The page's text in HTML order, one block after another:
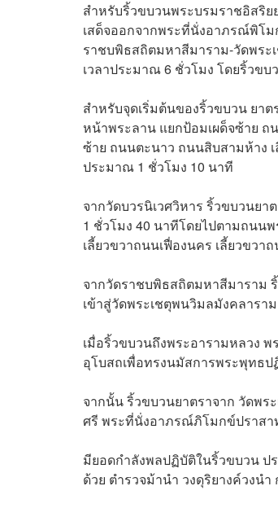
สำหรับริ้วขบวนพระบรมราชอิสริย
เสด็จออกจากพระที่นั่งอาภรณ์พิโ
ราชบพิธสถิตมหาสีมาราม-วัดพระ
เวลาประมาณ 6 ชั่วโมง โดยริ้วข
สำหรับจุดเริ่มต้นของริ้วขบวน ยา
หน้าพระลาน แยกป้อมเผด็จซ้าย ถ
ซ้าย ถนนตะนาว ถนนสิบสามห้าง เ
ประมาณ 1 ชั่วโมง 10 นาที
จากวัดบวรนิเวศวิหาร ริ้วขบวนย
1 ชั่วโมง 40 นาทีโดยไปตามถนนพ
เลี้ยวขวาถนนเฟื่องนคร เลี้ยวขวา
จากวัดราชบพิธสถิตมหาสีมาราม
เข้าสู่วัดพระเชตุพนวิมลมังคลารา
เมื่อริ้วขบวนถึงพระอารามหลวง
อุโบสถเพื่อทรงนมัสการพระพุทธ
จากนั้น ริ้วขบวนยาตราจาก วัดพ
ศรี พระที่นั่งอาภรณ์ภิโมกข์ปราสา
มียอดกำลังพลปฏิบัติในริ้วขบวน ป
ด้วย ตำรวจม้านำ วงดุริยางค์วงน